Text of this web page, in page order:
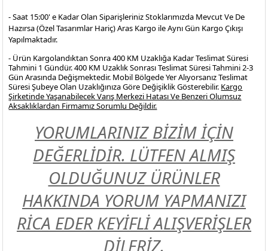
- Saat 15:00' e Kadar Olan Siparişleriniz Stoklarımızda Mevcut Ve De
Hazırsa (Özel Tasarımlar Hariç) Aras Kargo ile Aynı Gün Kargo Çıkışı
Yapılmaktadır.
- Ürün Kargolandıktan Sonra 400 KM Uzaklığa Kadar Teslimat Süresi
Tahmini 1 Gündür. 400 KM Uzaklık Sonrası Teslimat Süresi Tahmini 2-3
Gün Arasında Değişmektedir. Mobil Bölgede Yer Alıyorsanız Teslimat
Süresi Şubeye Olan Uzaklığınıza Göre Değişiklik Gösterebilir. Kargo
Şirketinde Yaşanabilecek Varış Merkezi Hatası Ve Benzeri Olumsuz
Aksaklıklardan Firmamız Sorumlu Değildir.
YORUMLARINIZ BİZİM İÇİN
DEĞERLİDİR. LÜTFEN ALMIŞ
OLDUĞUNUZ ÜRÜNLER
HAKKINDA YORUM YAPMANIZI
RİCA EDER KEYİFLİ ALIŞVERİŞLER
DİLERİZ.